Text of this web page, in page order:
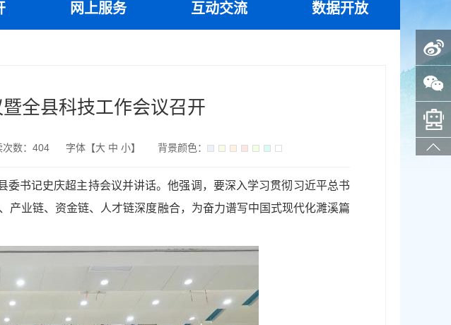
网上服务 互动交流 数据开放
全县科技工作会议召开
数： 404 字体【大 中 小】 背景颜色：
书记史庆超主持会议并讲话。他强调，要深入学习贯彻习近平总书
业链、资金链、人才链深度融合，为奋力谱写中国式现代化濉溪篇